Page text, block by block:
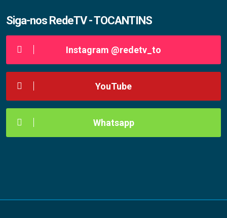
Siga-nos RedeTV - TOCANTINS
Instagram @redetv_to
YouTube
Whatsapp